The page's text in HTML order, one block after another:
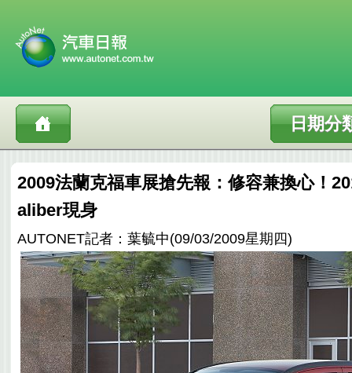
日期分
2009法蘭克福車展搶先報：修容兼換心！
aliber現身
AUTONET記者：葉毓中(09/03/2009星期四)